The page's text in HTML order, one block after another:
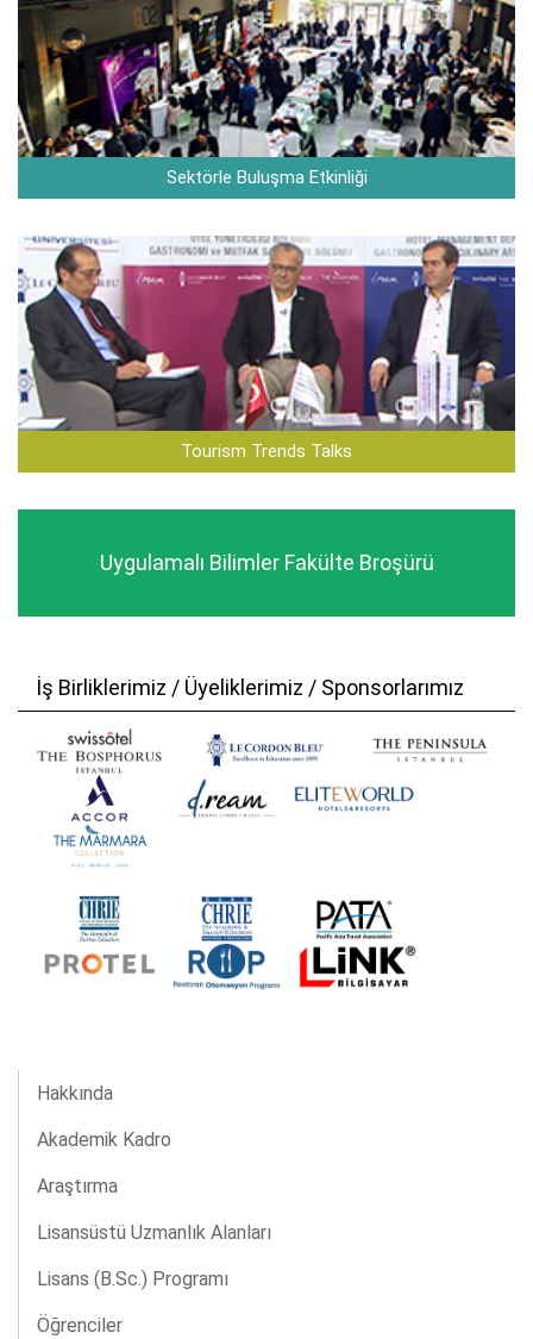
Sektörle Buluşma Etkinliği
Tourism Trends Talks
Uygulamalı Bilimler Fakülte Broşürü
İş Birliklerimiz / Üyeliklerimiz / Sponsorlarımız
Hakkında
Akademik Kadro
Araştırma
Lisansüstü Uzmanlık Alanları
Lisans (B.Sc.) Programı
Öğrenciler